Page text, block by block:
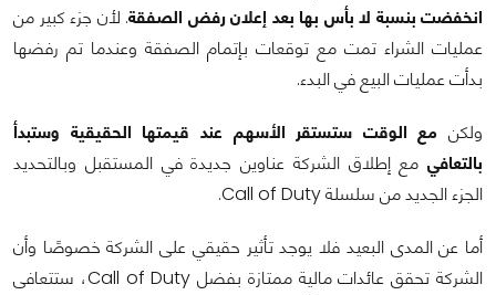
انخفضت بنسبة لا بأس بها بعد إعلان رفض الصفقة. لأن جزء كبير من
عمليات الشراء تمت مع توقعات بإتمام الصفقة وعندما تم رفضها
بدأت عمليات البيع في البدء.
ولكن مع الوقت ستستقر الأسهم عند قيمتها الحقيقية وستبدأ
بالتعافي مع إطلاق الشركة عناوين جديدة في المستقبل وبالتحديد
الجزء الجديد من سلسلة Call of Duty.
أما عن المدى البعيد فلا يوجد تأثير حقيقي على الشركة خصوصًا وأن
الشركة تحقق عائدات مالية ممتازة بفضل Call of Duty، ستتعافى